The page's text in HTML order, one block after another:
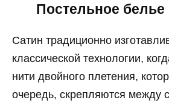
Постельное белье
Сатин традиционно
классической технологии,
нити двойного плетения,
очередь, скрепляются между